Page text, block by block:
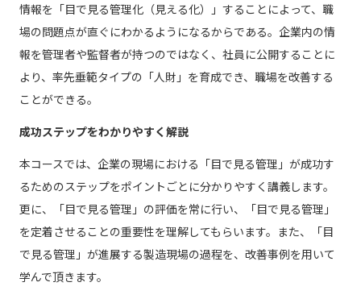
情報を「目で見る管理化（見える化）」することによって、職
場の問題点が直ぐにわかるようになるからである。企業内の情
報を管理者や監督者が持つのではなく、社員に公開することに
より、率先垂範タイプの「人財」を育成でき、職場を改善する
ことができる。
成功ステップをわかりやすく解説
本コースでは、企業の現場における「目で見る管理」が成功す
るためのステップをポイントごとに分かりやすく講義します。
更に、「目で見る管理」の評価を常に行い、「目で見る管理」
を定着させることの重要性を理解してもらいます。また、「目
で見る管理」が進展する製造現場の過程を、改善事例を用いて
学んで頂きます。